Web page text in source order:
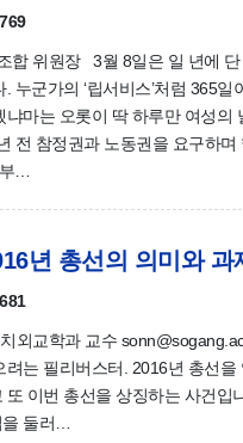
합 위원장 3월 8일은 일 년에 단
누군가의 ‘립서비스’처럼 365일
마는 오롯이 딱 하루만 여성의
전 참정권과 노동권을 요구하며
…
년 총선의 의미와 과
치외교학과 교수
는 필리버스터. 2016년 총선을
이번 총선을 상징하는 사건입
둘러…